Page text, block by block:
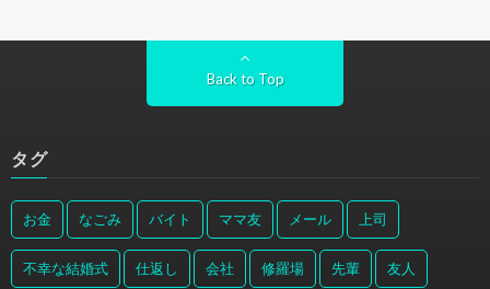
Back to Top
タグ
お金 なごみ バイト ママ友 メール 上司
不幸な結婚式 仕返し 会社 修羅場 先輩 友人